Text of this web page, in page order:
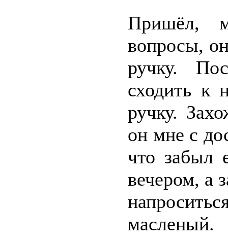
Пришёл,
вопросы,
ручку.
сходить к
ручку.
он мне с
что забыл
вечером, а
масленый.